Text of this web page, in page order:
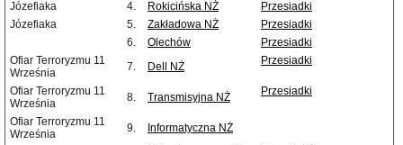
Józefiaka
4. Rokicińska NŻ
Przesiadki
Józefiaka
5. Zakładowa NŻ
Przesiadki
6.
Olechów
Przesiadki
Ofiar Terroryzmu 11
Września
7. Dell NŻ Przesiadki
Ofiar Terroryzmu 11
Września
8. Transmisyjna NŻ Przesiadki
Ofiar Terroryzmu 11
Września
9. Informatyczna NŻ